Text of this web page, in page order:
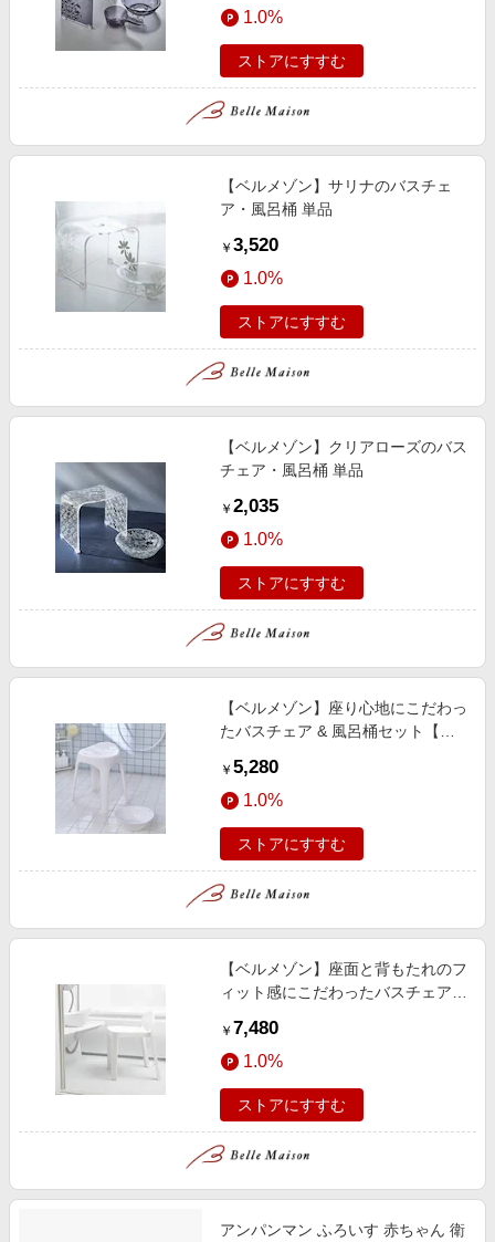
1.0%
ストアにすすむ
【ベルメゾン】サリナのバスチェ
ア・風呂桶 単品
￥ 3,520
1.0%
ストアにすすむ
【ベルメゾン】クリアローズのバス
チェア・風呂桶 単品
￥ 2,035
1.0%
ストアにすすむ
【ベルメゾン】座り心地にこだわっ
たバスチェア & 風呂桶セット【抗
￥ 5,280
1.0%
ストアにすすむ
【ベルメゾン】座面と背もたれのフ
ィット感にこだわったバスチェア単
￥ 7,480
1.0%
ストアにすすむ
アンパンマン ふろいす 赤ちゃん 衛